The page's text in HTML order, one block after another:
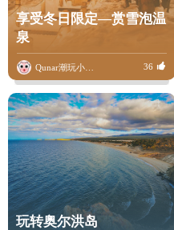
享受冬日限定—赏雪泡温
泉
36
玩转奥尔洪岛